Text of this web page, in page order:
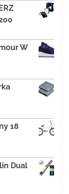
W
18
Dual